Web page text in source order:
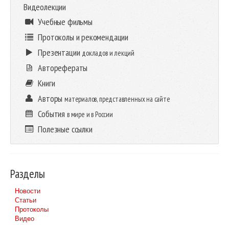
Видеолекции
Учебные фильмы
Протоколы и рекомендации
Презентации докладов и лекций
Авторефераты
Книги
Авторыматериалов, представленных на сайте
События в мире и в России
Полезные ссылки
Разделы
Новости
Статьи
Протоколы
Видео